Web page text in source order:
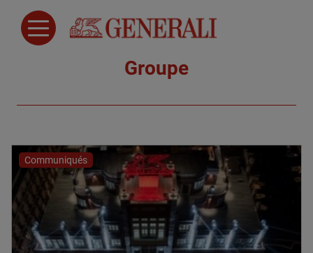
Groupe
Communiqués